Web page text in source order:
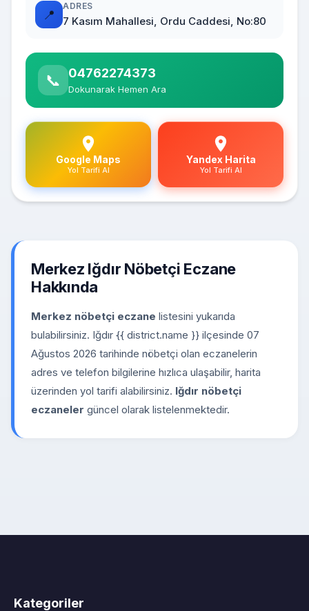
📍
ADRES
7 Kasım Mahallesi, Ordu Caddesi, No:80
📞 04762274373
Dokunarak Hemen Ara
Google Maps
Yol Tarifi Al
Yandex Harita
Yol Tarifi Al
Merkez Iğdır Nöbetçi Eczane
Hakkında
Merkez nöbetçi eczane listesini yukarıda
bulabilirsiniz. Iğdır {{ district.name }} ilçesinde 07
Ağustos 2026 tarihinde nöbetçi olan eczanelerin
adres ve telefon bilgilerine hızlıca ulaşabilir, harita
üzerinden yol tarifi alabilirsiniz. Iğdır nöbetçi
eczaneler güncel olarak listelenmektedir.
Kategoriler